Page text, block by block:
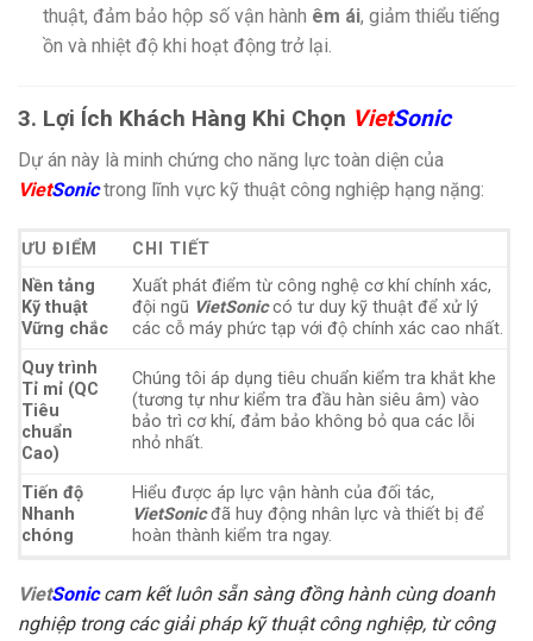
thuật, đảm bảo hộp số vận hành êm ái, giảm thiểu tiếng
ồn và nhiệt độ khi hoạt động trở lại.
3. Lợi Ích Khách Hàng Khi Chọn VietSonic
Dự án này là minh chứng cho năng lực toàn diện của
VietSonictrong lĩnh vực kỹ thuật công nghiệp hạng nặng:
ƯU ĐIỂM
CHI TIẾT
Nền tảng
Kỹ thuật
Vững chắc
Xuất phát điểm từ công nghệ cơ khí chính xác,
đội ngũ VietSoniccó tư duy kỹ thuật để xử lý
các cỗ máy phức tạp với độ chính xác cao nhất.
Quy trình
Tỉ mỉ (QC
Tiêu
chuẩn
Cao)
Chúng tôi áp dụng tiêu chuẩn kiểm tra khắt khe
(tương tự như kiểm tra đầu hàn siêu âm) vào
bảo trì cơ khí, đảm bảo không bỏ qua các lỗi
nhỏ nhất.
Tiến độ
Nhanh
chóng
Hiểu được áp lực vận hành của đối tác,
VietSonicđã huy động nhân lực và thiết bị để
hoàn thành kiểm tra ngay.
VietSoniccam kết luôn sẵn sàng đồng hành cùng doanh
nghiệp trong các giải pháp kỹ thuật công nghiệp, từ công